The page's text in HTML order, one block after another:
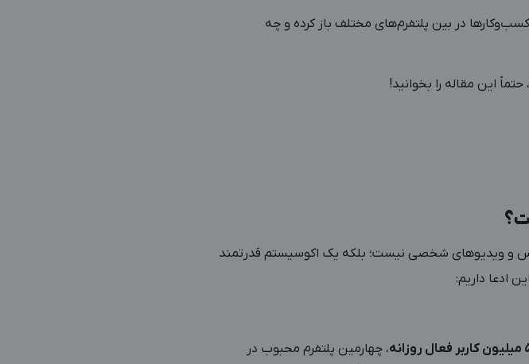
کسب‌وکارها در بین پلتفرم‌های مختلف باز کرده و چه
این مقاله را بخوانید!
و ویدیوهای شخصی نیست؛ بلکه یک اکوسیستم قدرتمند
ادعا داریم:
، چهارمین پلتفرم محبوب در